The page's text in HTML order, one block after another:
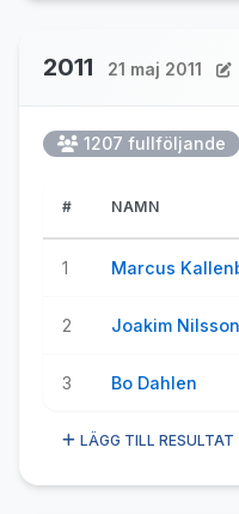
2011 21 maj 2011
1207 fullföljande
# NAMN
1 Marcus
2 Joakim Nilsson
3 Bo Dahlen
LÄGG TILL RESULTAT